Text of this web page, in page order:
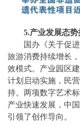
5.产业发展态
国办《关于促
旅游消费持续增长
效模式。产业园区
计划启动实施，民
持。两项数字艺术
产业快速发展，中
引领了创作导向。